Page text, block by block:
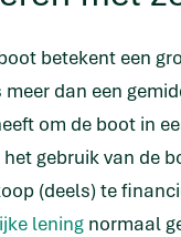
betekent een
dan een
om de boot in
gebruik van de
(deels) te
lening normaal